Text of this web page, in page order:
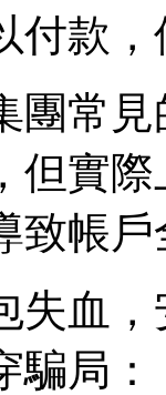
付款
團常
但實
致帳
失血
局：